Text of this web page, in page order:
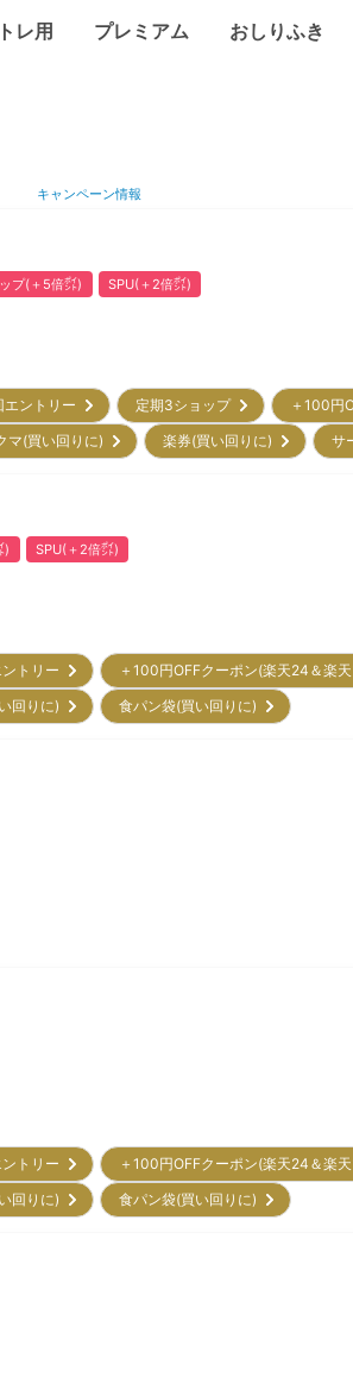
レ用 プレミアム おしりふき
キャンペーン情報
プ(＋5倍㌽) SPU(＋2倍㌽)
エントリー 定期3ショップ
＋100円
マ(買い回りに) 楽券(買い回りに) サ
) SPU(＋2倍㌽)
ントリー ＋100円OFFクーポン(楽天24＆楽
い回りに) 食パン袋(買い回りに)
ントリー ＋100円OFFクーポン(楽天24＆楽
い回りに) 食パン袋(買い回りに)